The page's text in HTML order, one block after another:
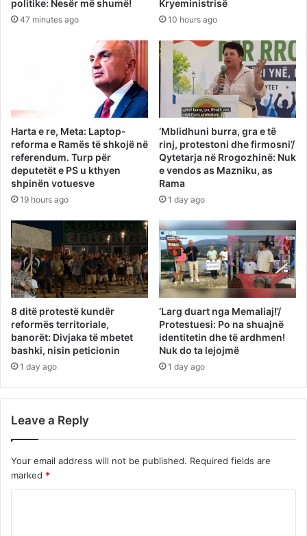
politike: Nesër më shumë!
47 minutes ago
Kryeministrisë
10 hours ago
Harta e re, Meta: Laptop-
reforma e Ramës të shkojë në
referendum. Turp për
deputetët e PS u kthyen
shpinën votuesve
19 hours ago
‘Mblidhuni burra, gra e të
rinj, protestoni dhe firmosni’/
Qytetarja në Rrogozhinë: Nuk
e vendos as Mazniku, as
Rama
1 day ago
8 ditë protestë kundër
reformës territoriale,
banorët: Divjaka të mbetet
bashki, nisin peticionin
1 day ago
‘Larg duart nga Memaliaj!’/
Protestuesi: Po na shuajnë
identitetin dhe të ardhmen!
Nuk do ta lejojmë
1 day ago
Leave a Reply
Your email address will not be published. Required fields are
marked *